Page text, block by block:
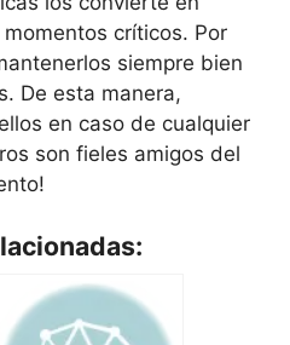
críticos. Por
siempre bien
De esta manera,
en caso de cualquier
son fieles amigos del